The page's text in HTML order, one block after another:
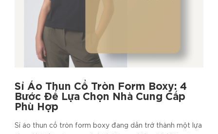
Sỉ Áo Thun Cổ Tròn Form Boxy: 4
Bước Để Lựa Chọn Nhà Cung Cấp
Phù Hợp
Sỉ áo thun cổ tròn form boxy đang dần trở thành một lựa